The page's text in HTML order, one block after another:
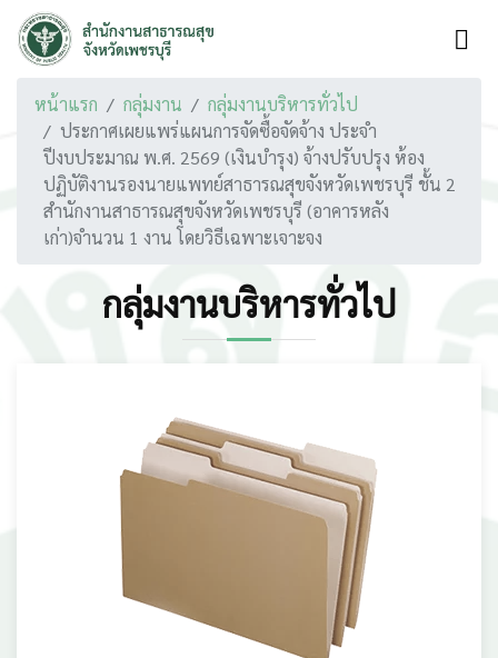
หน้าแรก กลุ่มงาน
กลุ่มงานบริหารทั่วไป
ประกาศเผยแพร่แผนการจัดซื้อจัดจ้าง ประจำ
ปีงบประมาณ พ.ศ. 2569 (เงินบำรุง) จ้างปรับปรุง ห้อง
ปฏิบัติงานรองนายแพทย์สาธารณสุขจังหวัดเพชรบุรี ชั้น 2
สำนักงานสาธารณสุขจังหวัดเพชรบุรี (อาคารหลัง
เก่า)จำนวน 1 งาน โดยวิธีเฉพาะเจาะจง
กลุ่มงานบริหารทั่วไป